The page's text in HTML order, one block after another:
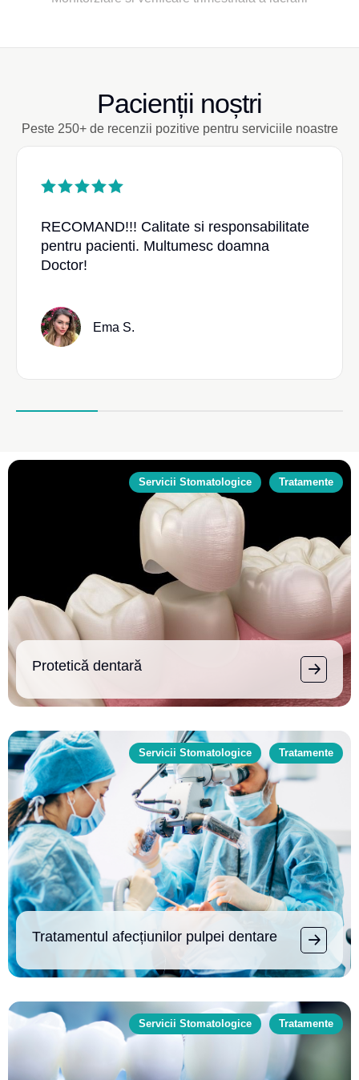
Pacienții noștri
Peste 250+ de recenzii pozitive pentru serviciile noastre
RECOMAND!!! Calitate si responsabilitate
pentru pacienti. Multumesc doamna
Doctor!
Ema S.
Servicii Stomatologice Tratamente
Protetică dentară
Servicii Stomatologice Tratamente
Tratamentul afecțiunilor pulpei dentare
Servicii Stomatologice Tratamente